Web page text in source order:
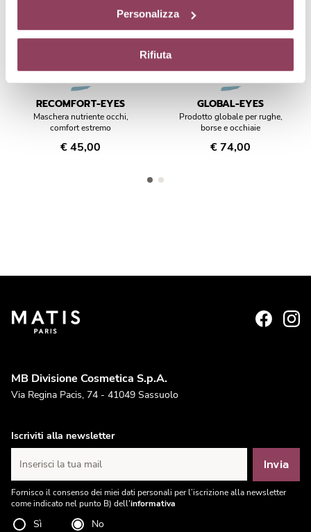
diversi da quelli tecnici.
Personalizza
Rifiuta
RECOMFORT-EYES
Maschera nutriente occhi,
comfort estremo
€ 45,00
GLOBAL-EYES
Prodotto globale per rughe,
borse e occhiaie
€ 74,00
MB Divisione Cosmetica S.p.A.
Via Regina Pacis, 74 - 41049 Sassuolo
Iscriviti alla newsletter
Inserisci la tua mail Invia
Fornisco il consenso dei miei dati personali per l’iscrizione alla newsletter
come indicato nel punto B) dell'informativa
Sì No